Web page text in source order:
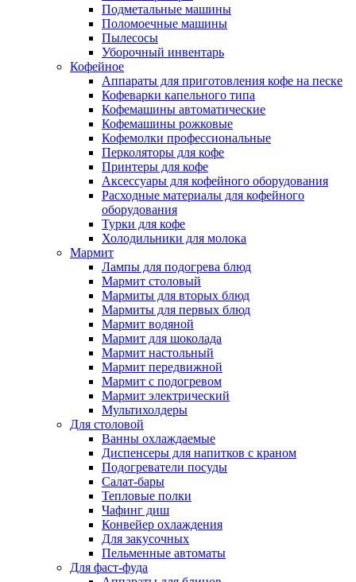
Подметальные машины
Поломоечные машины
Пылесосы
Уборочный инвентарь
Кофейное
Аппараты для приготовления кофе на песке
Кофеварки капельного типа
Кофемашины автоматические
Кофемашины рожковые
Кофемолки профессиональные
Перколяторы для кофе
Принтеры для кофе
Аксессуары для кофейного оборудования
Расходные материалы для кофейного
оборудования
Турки для кофе
Холодильники для молока
Мармит
Лампы для подогрева блюд
Мармит столовый
Мармиты для вторых блюд
Мармиты для первых блюд
Мармит водяной
Мармит для шоколада
Мармит настольный
Мармит передвижной
Мармит с подогревом
Мармит электрический
Мультихолдеры
Для столовой
Ванны охлаждаемые
Диспенсеры для напитков с краном
Подогреватели посуды
Салат-бары
Тепловые полки
Чафинг диш
Конвейер охлаждения
Для закусочных
Пельменные автоматы
Для фаст-фуда